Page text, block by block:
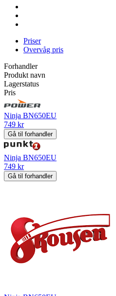
Priser
Overvåg pris
Forhandler
Produkt navn
Lagerstatus
Pris
Ninja BN650EU
749 kr
Gå til forhandler
Ninja BN650EU
749 kr
Gå til forhandler